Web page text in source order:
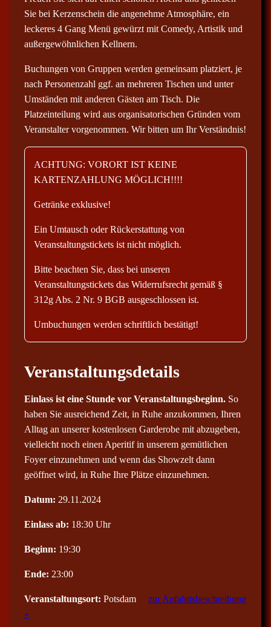
e
Sie bei Kerzenschein die angenehme Atmosphäre, ein
leckeres 4 Gang Menü gewürzt mit Comedy, Artistik und
außergewöhnlichen Kellnern.
Buchungen von Gruppen werden gemeinsam platziert, je
nach Personenzahl ggf. an mehreren Tischen und unter
Umständen mit anderen Gästen am Tisch. Die
Platzeinteilung wird aus organisatorischen Gründen vom
Veranstalter vorgenommen. Wir bitten um Ihr Verständnis!
ACHTUNG: VORORT IST KEINE
KARTENZAHLUNG MÖGLICH!!!!
Getränke exklusive!
Ein Umtausch oder Rückerstattung von
Veranstaltungstickets ist nicht möglich.
Bitte beachten Sie, dass bei unseren
Veranstaltungstickets das Widerrufsrecht gemäß §
312g Abs. 2 Nr. 9 BGB ausgeschlossen ist.
Umbuchungen werden schriftlich bestätigt!
Veranstaltungsdetails
Einlass ist eine Stunde vor Veranstaltungsbeginn. So
haben Sie ausreichend Zeit, in Ruhe anzukommen, Ihren
Alltag an unserer kostenlosen Garderobe mit abzugeben,
vielleicht noch einen Aperitif in unserem gemütlichen
Foyer einzunehmen und wenn das Showzelt dann
geöffnet wird, in Ruhe Ihre Plätze einzunehmen.
Datum: 29.11.2024
Einlass ab: 18:30 Uhr
Beginn: 19:30
Ende: 23:00
Veranstaltungsort: Potsdam zur Anfahrtsbeschreibung
»